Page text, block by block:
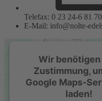
Telefax: 0 23 24-6 81
E-Mail: info@nolte-
Wir benötigen
Zustimmung,
Google Maps-
laden!